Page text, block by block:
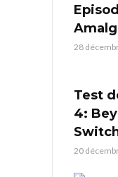
28
Test
4:
20